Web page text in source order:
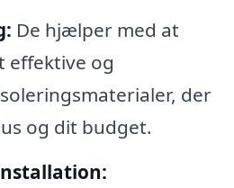
De hjælper med at
effektive og
der
og dit budget.